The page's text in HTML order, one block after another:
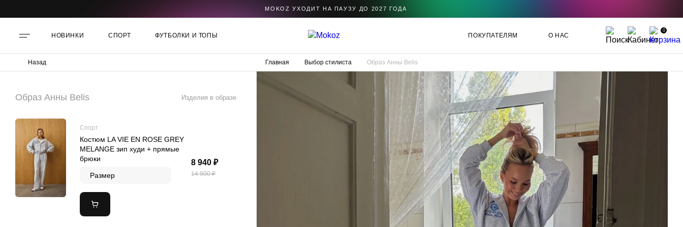
MOKOZ УХОДИТ НА ПАУЗУ ДО 2027 ГОДА
НОВИНКИ СПОРТ ФУТБОЛКИ И ТОПЫ ПОКУПАТЕЛЯМ О НАС
0
Назад Главная Выбор стилиста Образ Анны Belis
Образ Анны Belis Изделия в образе
Спорт
Костюм LA VIE EN ROSE GREY
MELANGE зип худи + прямые
брюки
Размер
8 940 ₽
14 900 ₽